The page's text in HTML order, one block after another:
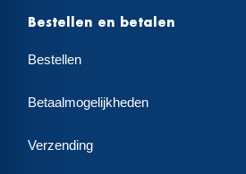
Bestellen en betalen
Bestellen
Betaalmogelijkheden
Verzending